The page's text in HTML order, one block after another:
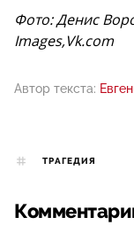
Фото: Денис
Images,Vk.com
Автор текста:
ТРАГЕДИЯ